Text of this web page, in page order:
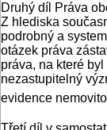
Druhý díl Práva
Z hlediska
podrobný a
otázek práva
práva, na které
nezastupitelný
evidence